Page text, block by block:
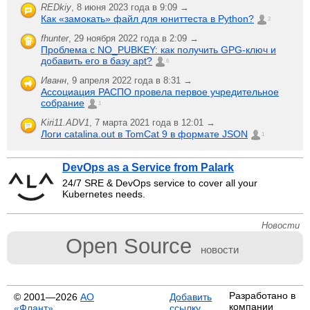
REDkiy, 8 июня 2023 года в 9:09 →
Как «замокать» файл для юниттеста в Python? 2
fhunter, 29 ноября 2022 года в 2:09 →
Проблема с NO_PUBKEY: как получить GPG-ключ и
добавить его в базу apt?
6
Иванн, 9 апреля 2022 года в 8:31 →
Ассоциация РАСПО провела первое учредительное
собрание
1
Kiri11.ADV1, 7 марта 2021 года в 12:01 →
Логи catalina.out в TomCat 9 в формате JSON 1
DevOps as a Service from Palark
24/7 SRE & DevOps service to cover all your
Kubernetes needs.
Новости
Open Source новости
© 2001—2026 АО
Добавить
Разработано в
компании